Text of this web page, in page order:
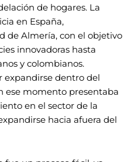
de hogares. La
en España,
de Almería, con el objetivo
innovadoras hasta
y colombianos.
expandirse dentro del
ese momento presentaba
en el sector de la
hacia afuera del